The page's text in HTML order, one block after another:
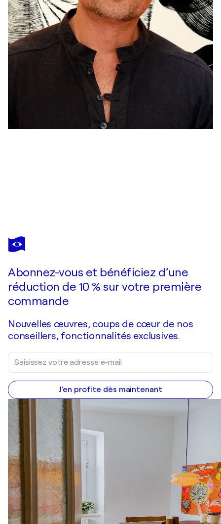
ALAN
TOLEDANO
Je passe commande
Abonnez-vous et bénéficiez d’une
réduction de 10 % sur votre première
commande
Nouvelles œuvres, coups de cœur de nos
conseillers, fonctionnalités exclusives.
J'en profite dès maintenant